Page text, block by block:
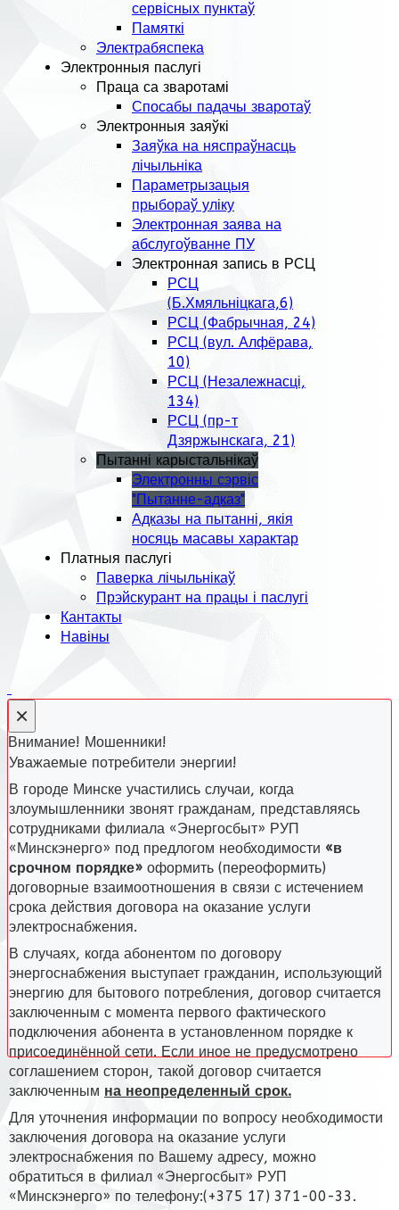
сервісных пунктаў
Памяткі
Электрабяспека
Электронныя паслугі
Праца са зваротамі
Спосабы падачы зваротаў
Электронныя заяўкі
Заяўка на няспраўнасць
лічыльніка
Параметрызацыя
прыбораў уліку
Электронная заява на
абслугоўванне ПУ
Электронная запись в РСЦ
РСЦ
(Б.Хмяльніцкага,6)
РСЦ (Фабрычная, 24)
РСЦ (вул. Алфёрава,
10)
РСЦ (Незалежнасці,
134)
РСЦ (пр-т
Дзяржынскага, 21)
Пытанні карыстальнікаў
Электронны сэрвіс
"Пытанне-адказ"
Адказы на пытанні, якія
носяць масавы характар
Платныя паслугі
Паверка лічыльнікаў
Прэйскурант на працы і паслугі
Кантакты
Навіны
×
Внимание! Мошенники!
Уважаемые потребители энергии!
В городе Минске участились случаи, когда
злоумышленники звонят гражданам, представляясь
сотрудниками филиала «Энергосбыт» РУП
«Минскэнерго» под предлогом необходимости «в
срочном порядке» оформить (переоформить)
договорные взаимоотношения в связи с истечением
срока действия договора на оказание услуги
электроснабжения.
В случаях, когда абонентом по договору
энергоснабжения выступает гражданин, использующий
энергию для бытового потребления, договор считается
заключенным с момента первого фактического
подключения абонента в установленном порядке к
присоединённой сети. Если иное не предусмотрено
соглашением сторон, такой договор считается
заключенным на неопределенный срок.
Для уточнения информации по вопросу необходимости
заключения договора на оказание услуги
электроснабжения по Вашему адресу, можно
обратиться в филиал «Энергосбыт» РУП
«Минскэнерго» по телефону:(+375 17) 371-00-33.